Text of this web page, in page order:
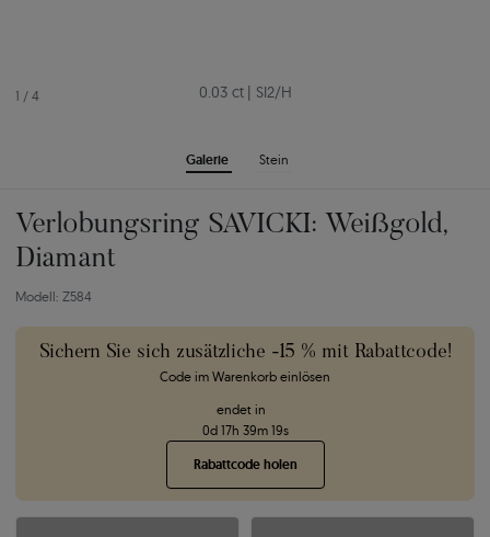
1 / 4
Galerie Stein
0.03 ct | SI2/H
Verlobungsring SAVICKI: Weißgold,
Diamant
Modell: Z584
Sichern Sie sich zusätzliche -15 % mit Rabattcode!
Code im Warenkorb einlösen
endet in
0d 17h 39m 18s
Rabattcode holen